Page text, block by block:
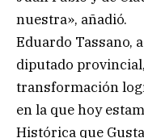
nuestra», añadió.
Eduardo Tassano,
diputado
transformación
en la que hoy
Histórica que